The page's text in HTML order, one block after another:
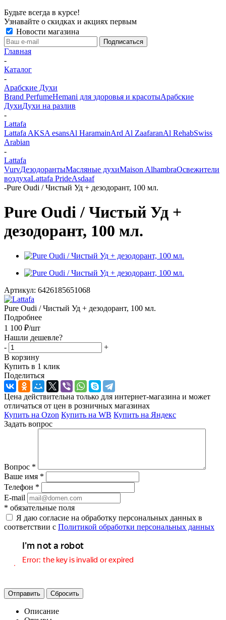
Будьте всегда в курсе!
Узнавайте о скидках и акциях первым
Новости магазина
Главная
-
Каталог
-
Арабские Духи
Brand PerfumeHemani для здоровья и красотыАрабские
ДухиДухи на разлив
-
Lattafa
Lattafa AKSA esansAl HaramainArd Al ZaafaranAl RehabSwiss
Arabian
-
Lattafa
VurvДезодорантыМасляные духиMaison AlhambraОсвежители
воздухаLattafa PrideAsdaaf
-Pure Oudi / Чистый Уд + дезодорант, 100 мл.
Pure Oudi / Чистый Уд +
дезодорант, 100 мл.
Артикул: 6426185651068
Pure Oudi / Чистый Уд + дезодорант, 100 мл.
Подробнее
1 100 ₽/шт
Нашли дешевле?
-
+
В корзину
Купить в 1 клик
Поделиться
Цена действительна только для интернет-магазина и может
отличаться от цен в розничных магазинах
Купить на Ozon Купить на WB Купить на Яндекс
Задать вопрос
Вопрос *
Ваше имя *
Телефон *
E-mail
* обязательные поля
Я даю согласие на обработку персональных данных в
соответствии с Политикой обработки персональных данных
Отправить Сбросить
Описание